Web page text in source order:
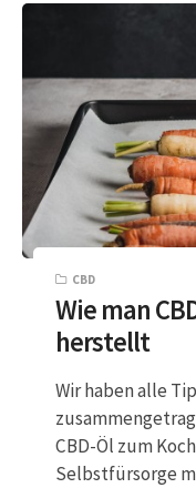
CBD
Wie man
herstellt
Wir haben alle
CBD-Öl zum
Selbstfürsorge